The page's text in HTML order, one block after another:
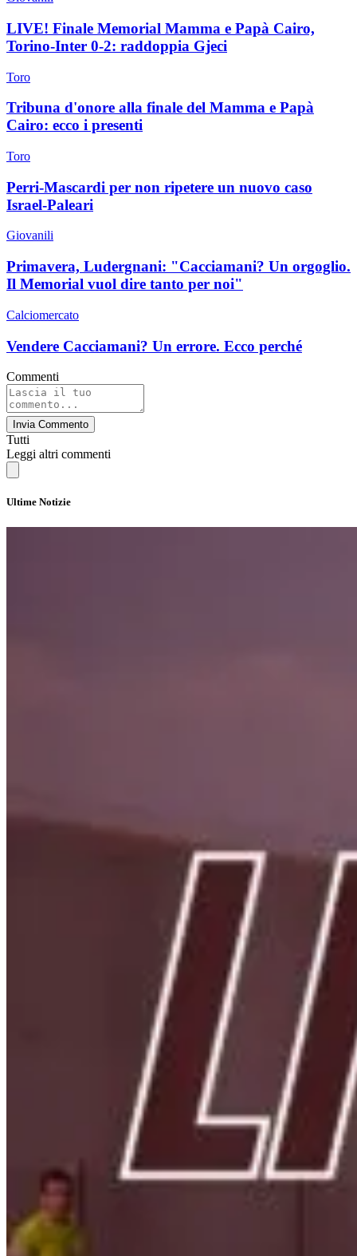
LIVE! Finale Memorial Mamma e Papà Cairo,
Torino-Inter 0-2: raddoppia Gjeci
Toro
Tribuna d'onore alla finale del Mamma e Papà
Cairo: ecco i presenti
Toro
Perri-Mascardi per non ripetere un nuovo caso
Israel-Paleari
Giovanili
Primavera, Ludergnani: "Cacciamani? Un orgoglio.
Il Memorial vuol dire tanto per noi"
Calciomercato
Vendere Cacciamani? Un errore. Ecco perché
Commenti
Invia Commento
Tutti
Leggi altri commenti
Ultime Notizie